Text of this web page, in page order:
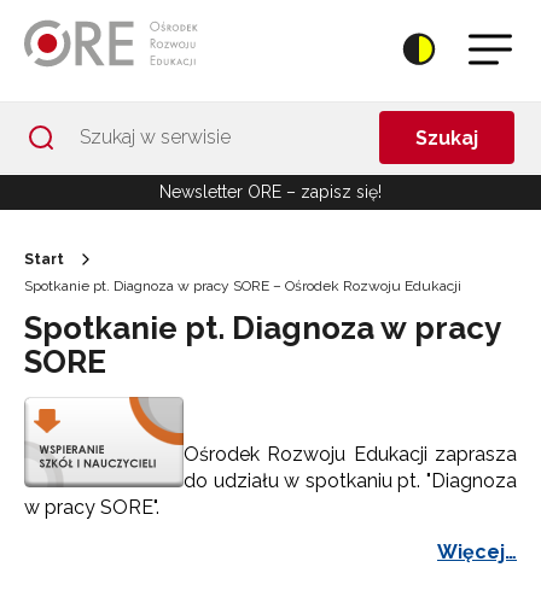
Szukaj
Newsletter ORE – zapisz się!
Start
Spotkanie pt. Diagnoza w pracy SORE – Ośrodek Rozwoju Edukacji
Spotkanie pt. Diagnoza w pracy
SORE
Ośrodek Rozwoju Edukacji zaprasza
do udziału w spotkaniu pt. "Diagnoza
w pracy SORE".
Więcej…